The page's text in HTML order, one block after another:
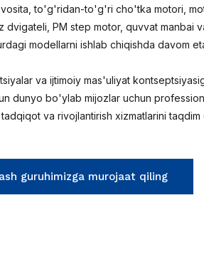
to'g'ridan-to'g'ri cho'tka motori,
dvigateli, PM step motor, quvvat manbai
modellarni ishlab chiqishda davom
va ijtimoiy mas'uliyat
dunyo bo'ylab mijozlar uchun
va rivojlantirish xizmatlarini taqdim
guruhimizga murojaat qiling